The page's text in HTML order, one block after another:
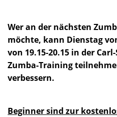
Wer an der nächsten
möchte, kann Dienstag
von 19.15-20.15 in der
Zumba-Training
verbessern.
Beginner sind zur